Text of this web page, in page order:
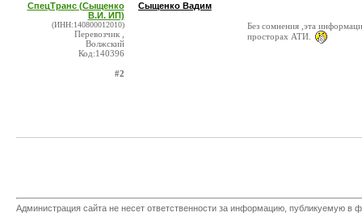
СпецТранс (Сыщенко
В.И. ИП)
(ИНН:140800012010)
Перевозчик ,
Волжский
Код:140396
#2
Сыщенко Вадим
Без сомнения ,эта
просторах АТИ.
Администрация сайта не несет ответственности за информацию, публикуемую